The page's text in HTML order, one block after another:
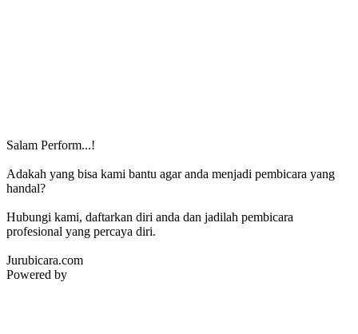
Salam Perform...!
Adakah yang bisa kami bantu agar anda menjadi pembicara yang
handal?
Hubungi kami, daftarkan diri anda dan jadilah pembicara
profesional yang percaya diri.
Jurubicara.com
Powered by